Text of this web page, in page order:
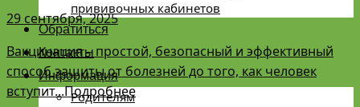
прививочных кабинетов
Обратиться
Контакты
Информация
Родителям
29 сентября, 2025
Вакцинация – простой, безопасный и эффективный
способ защиты от болезней до того, как человек
вступит...Подробнее